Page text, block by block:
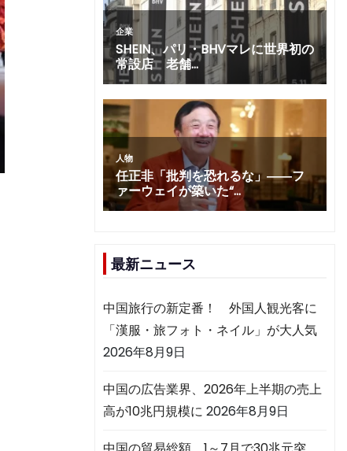
最新ニュース
中国旅行の新定番！ 外国人観光客に
「漢服・旅フォト・ネイル」が大人気
2026年8月9日
中国の広告業界、2026年上半期の売上
高が10兆円規模に 2026年8月9日